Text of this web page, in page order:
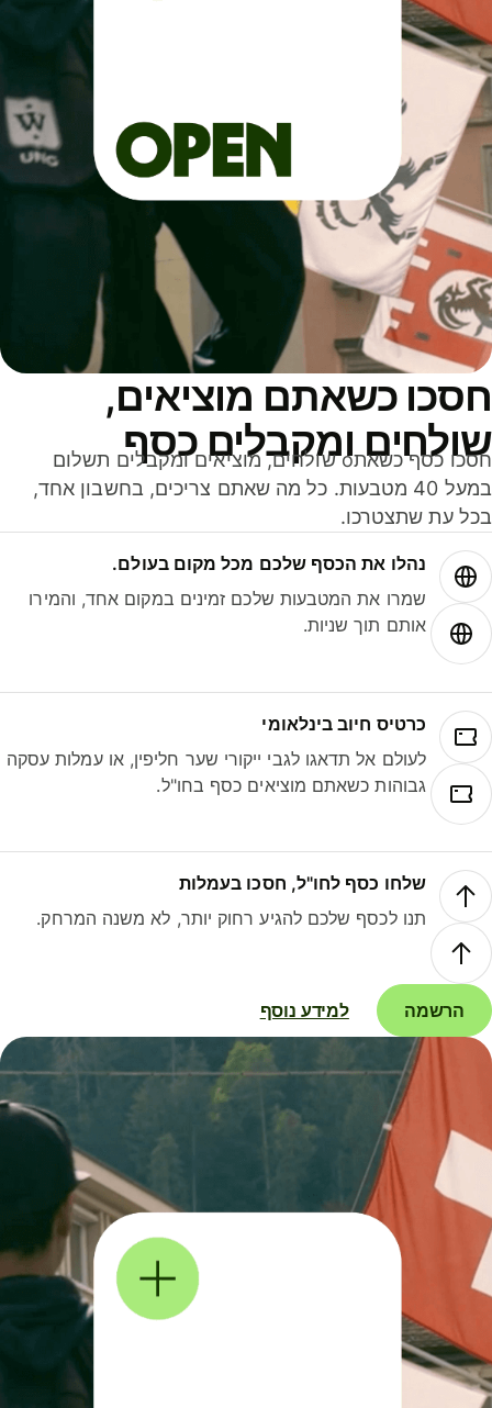
כשאתם מוציאים,
ומקבלים כסף
חסכו כסף כשאתo שולחים, מוציאים ומקבלים תשלום
במעל 40 מטבעות. כל מה שאתם צריכים, בחשבון אחד,
עת שתצטרכו.
נהלו את הכסף שלכם מכל מקום בעולם.
שמרו את המטבעות שלכם זמינים במקום אחד, והמירו
אותם תוך שניות.
כרטיס חיוב בינלאומי
לעולם אל תדאגו לגבי ייקורי שער חליפין, או עמלות עסקה
גבוהות כשאתם מוציאים כסף בחו"ל.
שלחו כסף לחו"ל, חסכו בעמלות
תנו לכסף שלכם להגיע רחוק יותר, לא משנה המרחק.
הרשמה למידע נוסף